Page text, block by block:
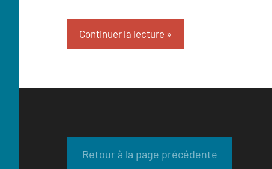
Continuer la lecture